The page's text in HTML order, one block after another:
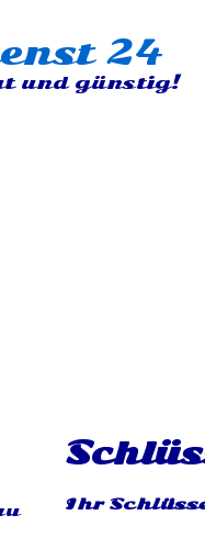
24
und günstig!
Ihr